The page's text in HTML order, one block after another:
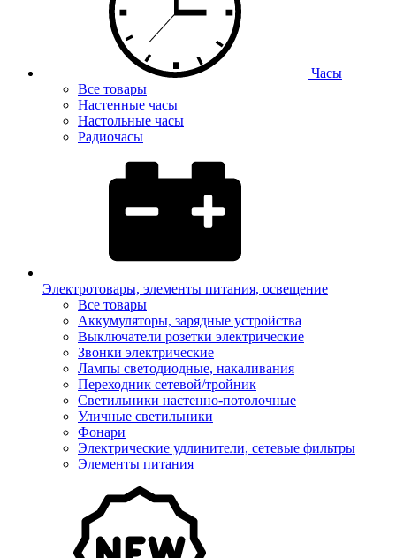
Часы
Все товары
Настенные часы
Настольные часы
Радиочасы
Электротовары, элементы питания, освещение
Все товары
Аккумуляторы, зарядные устройства
Выключатели розетки электрические
Звонки электрические
Лампы светодиодные, накаливания
Переходник сетевой/тройник
Светильники настенно-потолочные
Уличные светильники
Фонари
Электрические удлинители, сетевые фильтры
Элементы питания